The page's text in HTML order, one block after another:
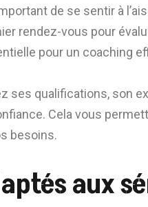
de se sentir à
rendez-vous pour
pour un coaching
ses qualifications, son
Cela vous
besoins.
aux